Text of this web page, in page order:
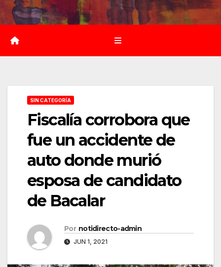
Saltar
al
contenido
SIN CATEGORÍA
Fiscalía corrobora que
fue un accidente de
auto donde murió
esposa de candidato
de Bacalar
Por notidirecto-admin
JUN 1, 2021